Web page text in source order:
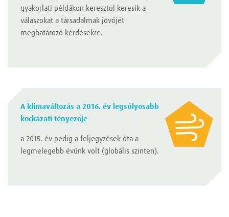
gyakorlati példákon keresztül keresik a
válaszokat a társadalmak jövőjét
meghatározó kérdésekre.
A klímaváltozás a 2016. év legsúlyosabb
kockázati tényezője
a 2015. év pedig a feljegyzések óta a
legmelegebb évünk volt (globális szinten).